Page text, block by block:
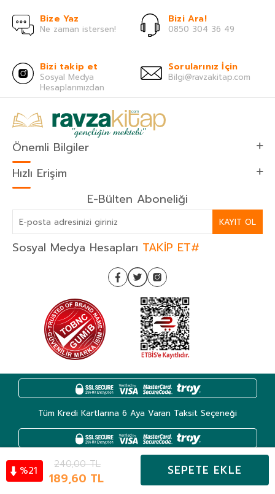
%21 240,00TL
189,60 TL SEPETE EKLE
Bize Yaz
Ne zaman istersen!
Bizi Ara!
0850 304 36 49
Bizi takip et
Sosyal Medya
Hesaplarımızdan
Sorularınız İçin
Bilgi@ravzakitap.com
Önemli Bilgiler
Hızlı Erişim
E-Bülten Aboneliği
KAYIT OL
Sosyal Medya Hesapları TAKİP ET#
Tüm Kredi Kartlarına 6 Aya Varan Taksit Seçeneği
Kategoriler Hesabım Favoriler Sepet